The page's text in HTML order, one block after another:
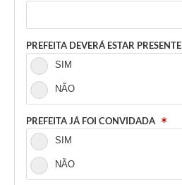
PREFEITA DEVERÁ ESTAR PRESENTE
SIM
NÃO
PREFEITA JÁ FOI CONVIDADA
SIM
NÃO